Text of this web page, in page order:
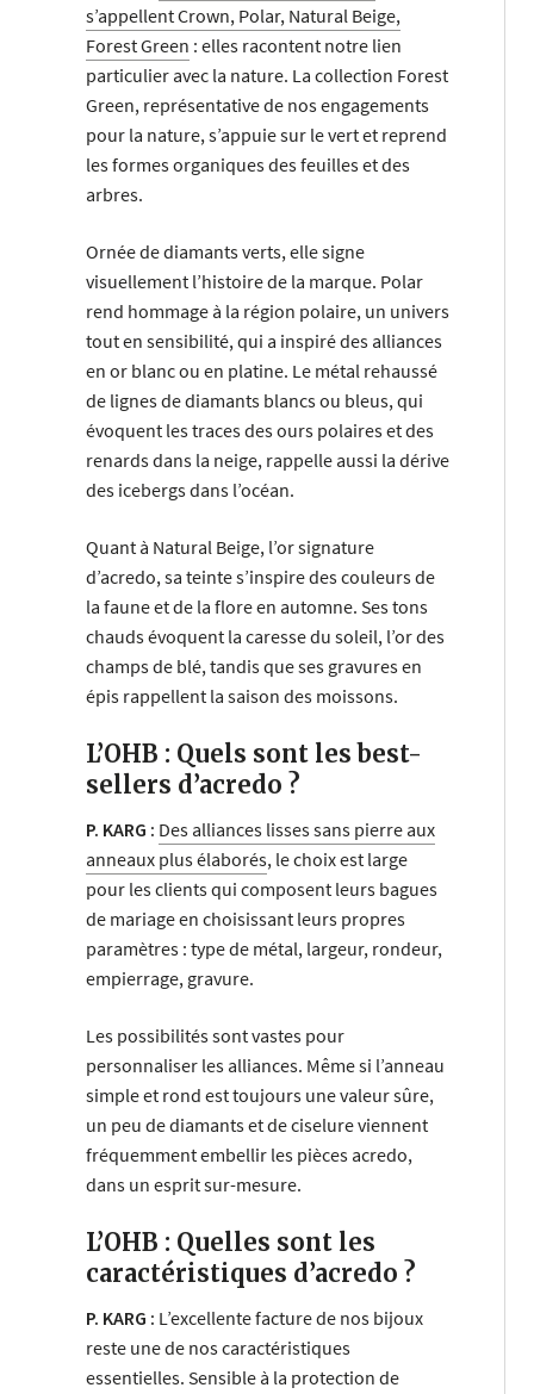
s’appellent Crown, Polar, Natural Beige,
Forest Green : elles racontent notre lien
particulier avec la nature. La collection Forest
Green, représentative de nos engagements
pour la nature, s’appuie sur le vert et reprend
les formes organiques des feuilles et des
arbres.
Ornée de diamants verts, elle signe
visuellement l’histoire de la marque. Polar
rend hommage à la région polaire, un univers
tout en sensibilité, qui a inspiré des alliances
en or blanc ou en platine. Le métal rehaussé
de lignes de diamants blancs ou bleus, qui
évoquent les traces des ours polaires et des
renards dans la neige, rappelle aussi la dérive
des icebergs dans l’océan.
Quant à Natural Beige, l’or signature
d’acredo, sa teinte s’inspire des couleurs de
la faune et de la flore en automne. Ses tons
chauds évoquent la caresse du soleil, l’or des
champs de blé, tandis que ses gravures en
épis rappellent la saison des moissons.
L’OHB : Quels sont les best-
sellers d’acredo ?
P. KARG : Des alliances lisses sans pierre aux
anneaux plus élaborés, le choix est large
pour les clients qui composent leurs bagues
de mariage en choisissant leurs propres
paramètres : type de métal, largeur, rondeur,
empierrage, gravure.
Les possibilités sont vastes pour
personnaliser les alliances. Même si l’anneau
simple et rond est toujours une valeur sûre,
un peu de diamants et de ciselure viennent
fréquemment embellir les pièces acredo,
dans un esprit sur-mesure.
L’OHB : Quelles sont les
caractéristiques d’acredo ?
P. KARG : L’excellente facture de nos bijoux
reste une de nos caractéristiques
essentielles. Sensible à la protection de